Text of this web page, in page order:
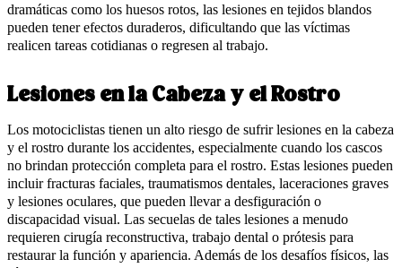
dramáticas como los huesos rotos, las lesiones en tejidos blandos
pueden tener efectos duraderos, dificultando que las víctimas
realicen tareas cotidianas o regresen al trabajo.
Lesiones en la Cabeza y el Rostro
Los motociclistas tienen un alto riesgo de sufrir lesiones en la cabeza
y el rostro durante los accidentes, especialmente cuando los cascos
no brindan protección completa para el rostro. Estas lesiones pueden
incluir fracturas faciales, traumatismos dentales, laceraciones graves
y lesiones oculares, que pueden llevar a desfiguración o
discapacidad visual. Las secuelas de tales lesiones a menudo
requieren cirugía reconstructiva, trabajo dental o prótesis para
restaurar la función y apariencia. Además de los desafíos físicos, las